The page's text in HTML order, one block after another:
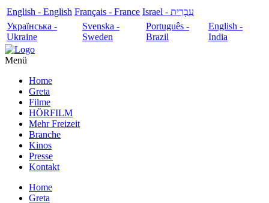
English - English Français - France
עִבְרִית - Israel
Українська -
Ukraine
Svenska -
Sweden
Português -
Brazil
English -
India
Menü
Home
Greta
Filme
HÖRFILM
Mehr Freizeit
Branche
Kinos
Presse
Kontakt
Home
Greta